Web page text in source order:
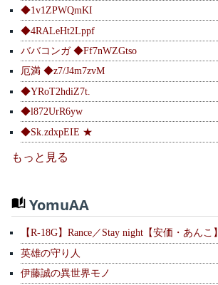
◆1v1ZPWQmKI
◆4RALeHt2Lppf
ババコンガ ◆Ff7nWZGtso
厄満 ◆z7/J4m7zvM
◆YRoT2hdiZ7t.
◆l872UrR6yw
◆Sk.zdxpEIE ★
もっと見る
YomuAA
【R-18G】Rance／Stay night【安価・あんこ】
英雄の守り人
伊藤誠の異世界モノ